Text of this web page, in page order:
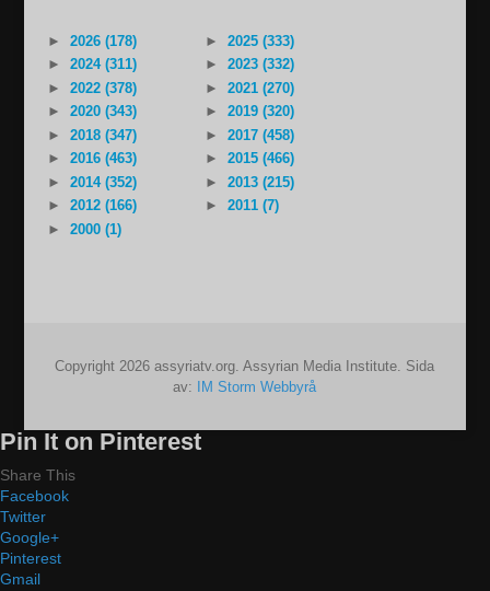
► 2026 (178) ►
2025 (333)
►
2024 (311) ►
2023 (332)
►
2022 (378) ►
2021 (270)
►
2020 (343) ►
2019 (320)
►
2018 (347) ►
2017 (458)
►
2016 (463) ►
2015 (466)
►
2014 (352) ►
2013 (215)
►
2012 (166) ►
2011 (7)
►
2000 (1)
Copyright 2026 assyriatv.org. Assyrian Media Institute. Sida
av:
IM Storm Webbyrå
Pin It on Pinterest
Share This
Facebook
Twitter
Google+
Pinterest
Gmail